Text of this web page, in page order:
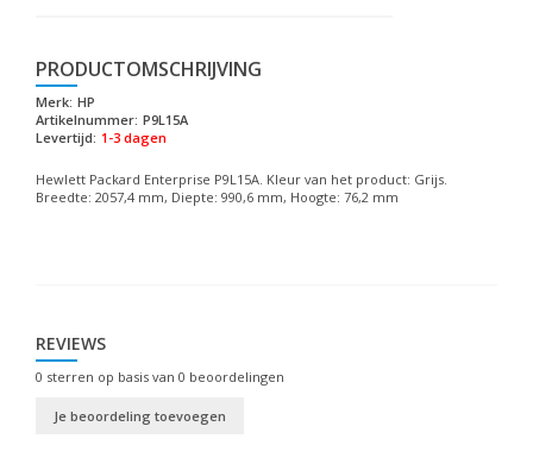
PRODUCTOMSCHRIJVING
Merk: HP
Artikelnummer: P9L15A
Levertijd: 1-3 dagen
Hewlett Packard Enterprise P9L15A. Kleur van het product: Grijs.
Breedte: 2057,4 mm, Diepte: 990,6 mm, Hoogte: 76,2 mm
REVIEWS
0 sterren op basis van 0 beoordelingen
Je beoordeling toevoegen